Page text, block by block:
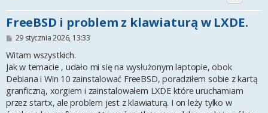
FreeBSD i problem z klawiaturą w LXDE.
P
s
t
29 stycznia 2026, 13:33
Witam wszystkich.
Jak w temacie , udało mi się na wysłużonym laptopie, obok
Debiana i Win 10 zainstalować FreeBSD, poradziłem sobie z kartą
granficzną, xorgiem i zainstalowałem LXDE które uruchamiam
przez startx, ale problem jest z klawiaturą. I on leży tylko w